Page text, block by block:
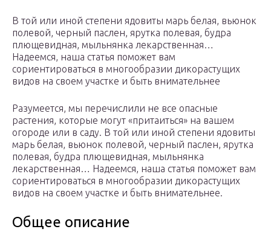
В той или иной степени ядовиты марь белая, вьюнок
полевой, черный паслен, ярутка полевая, будра
плющевидная, мыльнянка лекарственная…
Надеемся, наша статья поможет вам
сориентироваться в многообразии дикорастущих
видов на своем участке и быть внимательнее
Разумеется, мы перечислили не все опасные
растения, которые могут «притаиться» на вашем
огороде или в саду. В той или иной степени ядовиты
марь белая, вьюнок полевой, черный паслен, ярутка
полевая, будра плющевидная, мыльнянка
лекарственная… Надеемся, наша статья поможет вам
сориентироваться в многообразии дикорастущих
видов на своем участке и быть внимательнее.
Общее описание